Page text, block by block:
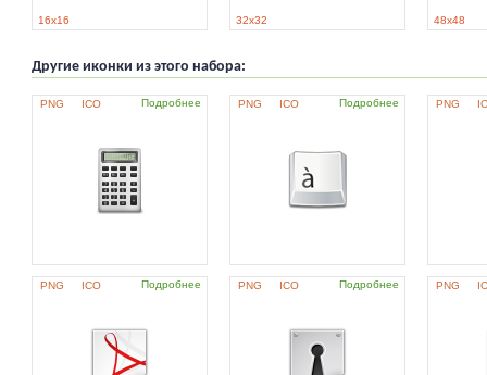
16x16 32x32 48x48
Другие иконки из этого набора:
PNG ICO Подробнее PNG ICO Подробнее PNG
PNG ICO Подробнее PNG ICO Подробнее PNG